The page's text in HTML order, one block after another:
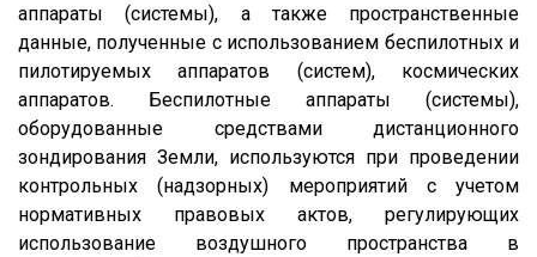
аппараты (системы), а также пространственные
данные, полученные с использованием беспилотных и
пилотируемых аппаратов (систем), космических
аппаратов. Беспилотные аппараты (системы),
оборудованные средствами дистанционного
зондирования Земли, используются при проведении
контрольных (надзорных) мероприятий с учетом
нормативных правовых актов, регулирующих
использование воздушного пространства в